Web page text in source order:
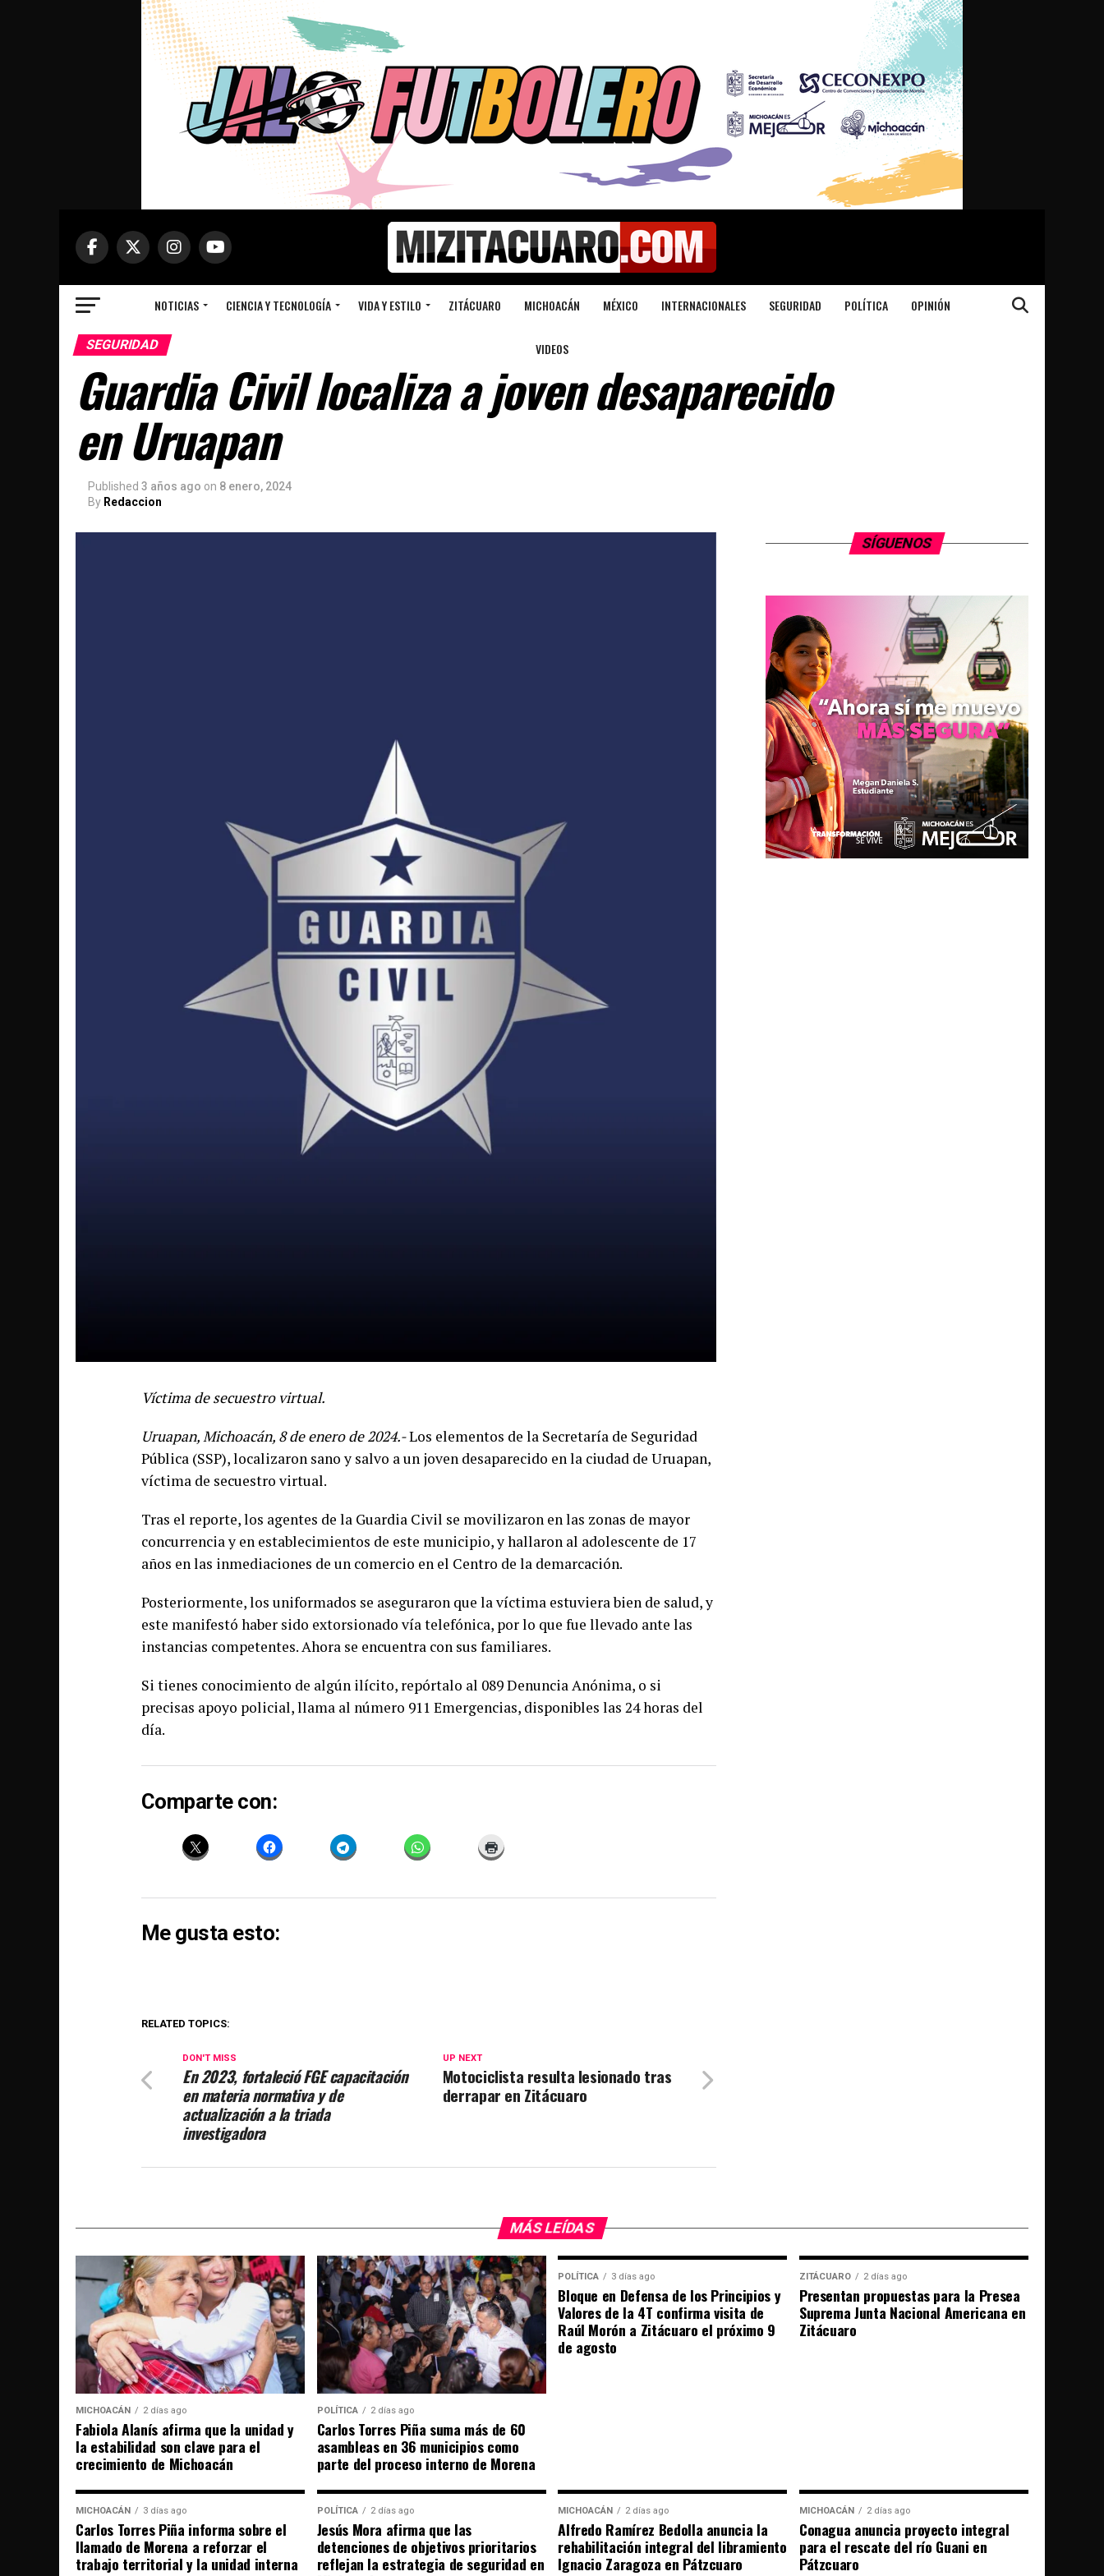
NOTICIAS CIENCIA Y TECNOLOGÍA VIDA Y ESTILO ZITÁCUARO MICHOACÁN MÉXICO INTERNACIONALES SEGURIDAD POLÍTICA OPINIÓN
VIDEOS
SEGURIDAD
Guardia Civil localiza a joven desaparecido
en Uruapan
Published 3 años ago on 8 enero, 2024
By Redaccion
Víctima de secuestro virtual.
Uruapan, Michoacán, 8 de enero de 2024.-Los elementos de la Secretaría de Seguridad
Pública (SSP), localizaron sano y salvo a un joven desaparecido en la ciudad de Uruapan,
víctima de secuestro virtual.
Tras el reporte, los agentes de la Guardia Civil se movilizaron en las zonas de mayor
concurrencia y en establecimientos de este municipio, y hallaron al adolescente de 17
años en las inmediaciones de un comercio en el Centro de la demarcación.
Posteriormente, los uniformados se aseguraron que la víctima estuviera bien de salud, y
este manifestó haber sido extorsionado vía telefónica, por lo que fue llevado ante las
instancias competentes. Ahora se encuentra con sus familiares.
Si tienes conocimiento de algún ilícito, repórtalo al 089 Denuncia Anónima, o si
precisas apoyo policial, llama al número 911 Emergencias, disponibles las 24 horas del
día.
Comparte con:
Me gusta esto:
RELATED TOPICS:
UP NEXT
Motociclista resulta lesionado tras
derrapar en Zitácuaro
DON'T MISS
En 2023, fortaleció FGE capacitación
en materia normativa y de
actualización a la triada
investigadora
SÍGUENOS
MÁS LEÍDAS
MICHOACÁN 2 días ago
Fabiola Alanís afirma que la unidad y
la estabilidad son clave para el
crecimiento de Michoacán
POLÍTICA 2 días ago
Carlos Torres Piña suma más de 60
asambleas en 36 municipios como
parte del proceso interno de Morena
POLÍTICA 3 días ago
Bloque en Defensa de los Principios y
Valores de la 4T confirma visita de
Raúl Morón a Zitácuaro el próximo 9
de agosto
ZITÁCUARO 2 días ago
Presentan propuestas para la Presea
Suprema Junta Nacional Americana en
Zitácuaro
MICHOACÁN 3 días ago
Carlos Torres Piña informa sobre el
llamado de Morena a reforzar el
trabajo territorial y la unidad interna
POLÍTICA 2 días ago
Jesús Mora afirma que las
detenciones de objetivos prioritarios
reflejan la estrategia de seguridad en
MICHOACÁN 2 días ago
Alfredo Ramírez Bedolla anuncia la
rehabilitación integral del libramiento
Ignacio Zaragoza en Pátzcuaro
MICHOACÁN 2 días ago
Conagua anuncia proyecto integral
para el rescate del río Guani en
Pátzcuaro